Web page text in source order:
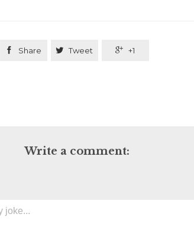
 Share  Tweet  +1
Write a comment: